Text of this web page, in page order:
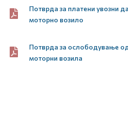
Потврда за платени увозни
моторно возило
Потврда за ослободување
моторни возила